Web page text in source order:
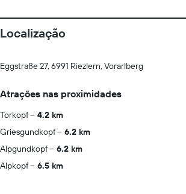
Localização
Eggstraße 27, 6991 Riezlern, Vorarlberg
Atrações nas proximidades
Torkopf
4.2 km
Griesgundkopf
6.2 km
Alpgundkopf
6.2 km
Alpkopf
6.5 km